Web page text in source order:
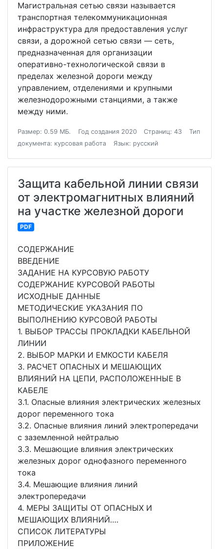
Магистральная сетью связи называется
транспортная телекоммуникационная
инфраструктура для предоставления услуг
связи, а дорожной сетью связи — сеть,
предназначенная для организации
оперативно-технологической связи в
пределах железной дороги между
управлением, отделениями и крупными
железнодорожными станциями, а также
между ними.
Размер: 0.59 МБ. Год создания 2020 Страниц: 43
Тип
документа: курсовая работа
Язык: русский
Защита кабельной линии связи
от электромагнитных влияний
на участке железной дороги
PDF
СОДЕРЖАНИЕ
ВВЕДЕНИЕ
ЗАДАНИЕ НА КУРСОВУЮ РАБОТУ
СОДЕРЖАНИЕ КУРСОВОЙ РАБОТЫ
ИСХОДНЫЕ ДАННЫЕ
МЕТОДИЧЕСКИЕ УКАЗАНИЯ ПО
ВЫПОЛНЕНИЮ КУРСОВОЙ РАБОТЫ
1. ВЫБОР ТРАССЫ ПРОКЛАДКИ КАБЕЛЬНОЙ
ЛИНИИ
2. ВЫБОР МАРКИ И ЕМКОСТИ КАБЕЛЯ
3. РАСЧЕТ ОПАСНЫХ И МЕШАЮЩИХ
ВЛИЯНИЙ НА ЦЕПИ, РАСПОЛОЖЕННЫЕ В
КАБЕЛЕ
3.1. Опасные влияния электрических железных
дорог переменного тока
3.2. Опасные влияния линий электропередачи
с заземленной нейтралью
3.3. Мешающие влияния электрических
железных дорог однофазного переменного
тока
3.4. Мешающие влияния линий
электропередачи
4. МЕРЫ ЗАЩИТЫ ОТ ОПАСНЫХ И
МЕШАЮЩИХ ВЛИЯНИЙ….
СПИСОК ЛИТЕРАТУРЫ
ПРИЛОЖЕНИЕ